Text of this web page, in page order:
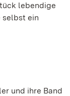
lebendige
selbst ein
und ihre Band